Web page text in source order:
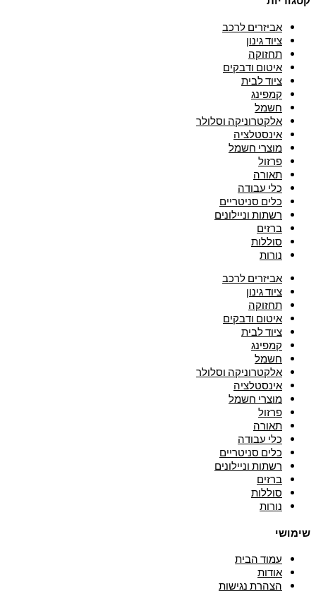
אביזרים לרכב
ציוד גינון
תחזוקה
איטום ודבקים
ציוד לבית
קמפינג
חשמל
אלקטרוניקה וסלולר
אינסטלציה
מוצרי חשמל
פרזול
תאורה
כלי עבודה
כלים סניטריים
רשתות וניילונים
ברזים
סוללות
נורות
אביזרים לרכב
ציוד גינון
תחזוקה
איטום ודבקים
ציוד לבית
קמפינג
חשמל
אלקטרוניקה וסלולר
אינסטלציה
מוצרי חשמל
פרזול
תאורה
כלי עבודה
כלים סניטריים
רשתות וניילונים
ברזים
סוללות
נורות
שימושי
עמוד הבית
אודות
הצהרת נגישות